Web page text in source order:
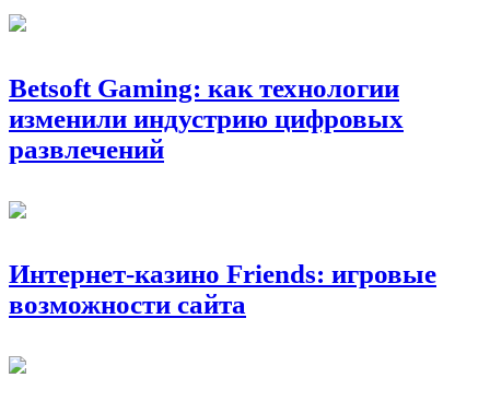
Betsoft Gaming: как технологии
изменили индустрию цифровых
развлечений
Интернет-казино Friends: игровые
возможности сайта